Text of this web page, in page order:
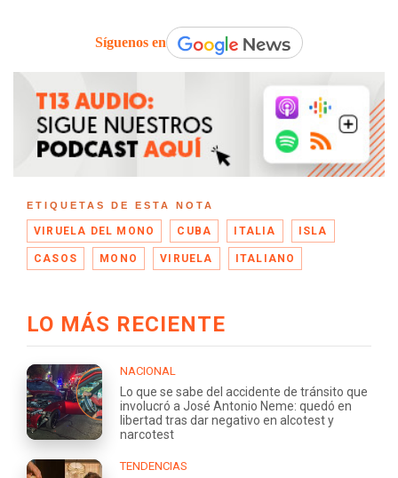
Síguenos en
ETIQUETAS DE ESTA NOTA
VIRUELA DEL MONO CUBA ITALIA ISLA
CASOS MONO VIRUELA ITALIANO
LO MÁS RECIENTE
NACIONAL
Lo que se sabe del accidente de tránsito que
involucró a José Antonio Neme: quedó en
libertad tras dar negativo en alcotest y
narcotest
TENDENCIAS